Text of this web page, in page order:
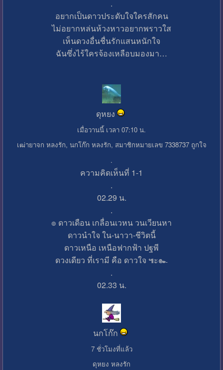
.
อยากเป็นดาวประดับใจใครสักคน
ไม่อยากหล่นห้วงหาวอยากพราวใส
เห็นดวงอื่นชื่นรักแสนหนักใจ
ฉันซึ่งไร้ใครจ้องเหลือบมองมา…
ดุหยง
เมื่อวานนี้ เวลา 07:10 น.
เฒ่ายาจก หลงรัก, นกโก๊ก หลงรัก, สมาชิกหมายเลข 7338737 ถูกใจ
.
ความคิดเห็นที่ 1-1
.
02.29 น.
.
๏ ดาวเดือน เกลื่อนเวหน วนเวียนหา
ดาวนำใจ ใน-นาวา-ชีวิตนี้
ดาวเหนือ เหนือฟากฟ้า ปฐพี
ดวงเดียว ที่เรามี คือ ดาวใจ ๚ะ๛
.
02.33 น.
นกโก๊ก
7 ชั่วโมงที่แล้ว
ดุหยง หลงรัก